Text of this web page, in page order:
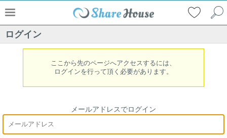
ログイン
ここから先のページへアクセスするには、
ログインを行って頂く必要があります。
メールアドレスでログイン